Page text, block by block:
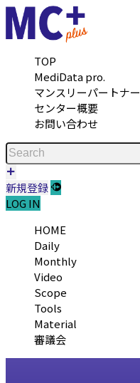
TOP
MediData pro.
マンスリーパートナー
センター概要
お問い合わせ
新規登録
LOG IN
HOME
Daily
Monthly
Video
Scope
Tools
Material
審議会